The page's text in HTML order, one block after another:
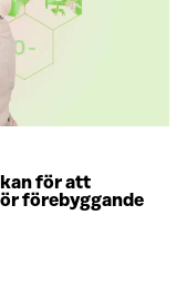
för att
förebyggande